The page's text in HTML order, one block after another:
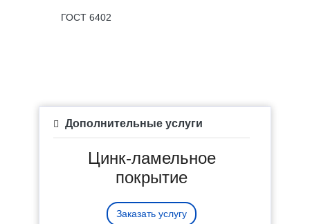
ГОСТ 6402
Дополнительные услуги
Цинк-ламельное
покрытие
Заказать услугу